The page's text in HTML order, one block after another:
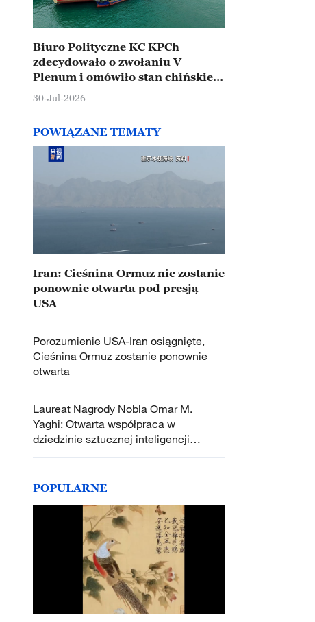
Biuro Polityczne KC KPCh
zdecydowało o zwołaniu V
Plenum i omówiło stan chińskiej
gospodarki
30-Jul-2026
POWIĄZANE TEMATY
Iran: Cieśnina Ormuz nie zostanie
ponownie otwarta pod presją
USA
Porozumienie USA-Iran osiągnięte,
Cieśnina Ormuz zostanie ponownie
otwarta
Laureat Nagrody Nobla Omar M.
Yaghi: Otwarta współpraca w
dziedzinie sztucznej inteligencji
będzie napędzać naukę
POPULARNE